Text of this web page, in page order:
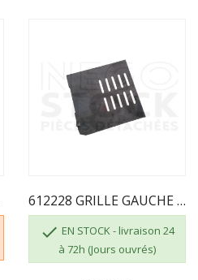
612228 GRILLE GAUCHE POELE KAZAN INVICTA
 EN STOCK - livraison 24
à 72h (Jours ouvrés)